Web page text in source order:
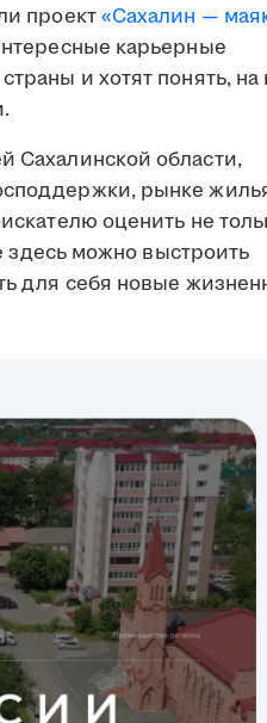
проект«Сахалин —
карьерные
и хотят понять, на
Сахалинской области,
рынке
оценить не
здесь можно выстроить
для себя новые